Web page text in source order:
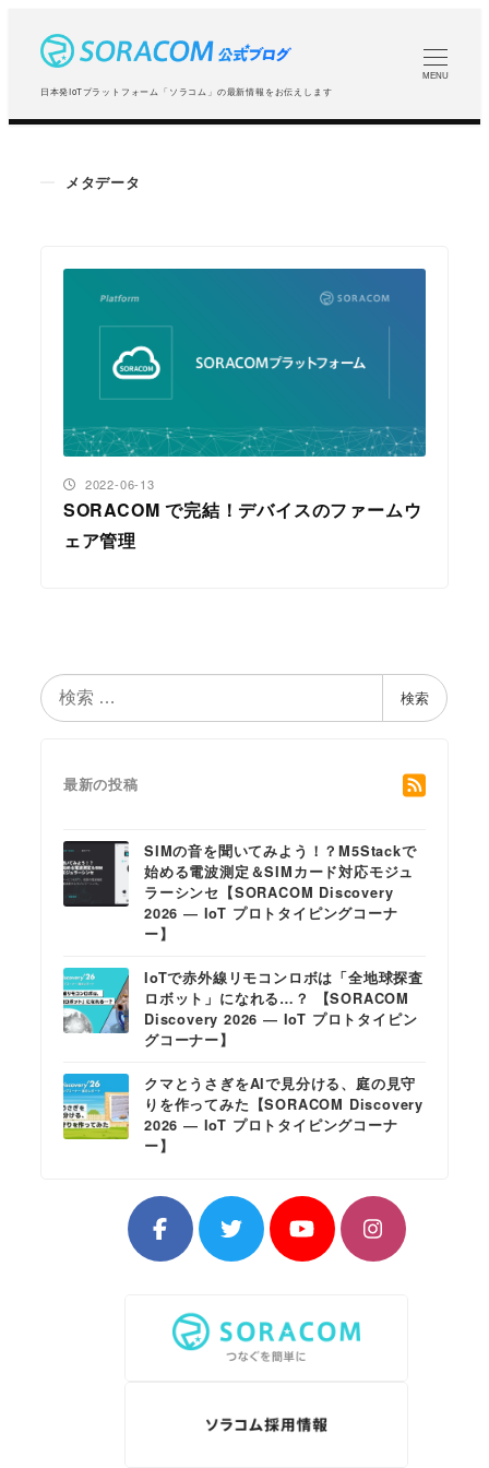
コ
日本発IoTプラットフォーム「ソラコム」の最新情報をお伝えします
MENU
メタデータ
SORACOM で完結！デバイスのファームウ
ェア管理
投稿日
2022-06-13
検
索
検索
最新の投稿
SIMの音を聞いてみよう！？M5Stackで
始める電波測定＆SIMカード対応モジュ
ラーシンセ【SORACOM Discovery
2026 ― IoT プロトタイピングコーナ
ー】
IoTで赤外線リモコンロボは「全地球探査
ロボット」になれる…？ 【SORACOM
Discovery 2026 ― IoT プロトタイピン
グコーナー】
クマとうさぎをAIで見分ける、庭の見守
りを作ってみた【SORACOM Discovery
2026 ― IoT プロトタイピングコーナ
ー】